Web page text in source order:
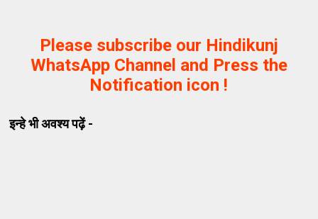
Please subscribe our Hindikunj
WhatsApp Channel and Press the
Notification icon !
इन्हे भी अवश्य पढ़ें -